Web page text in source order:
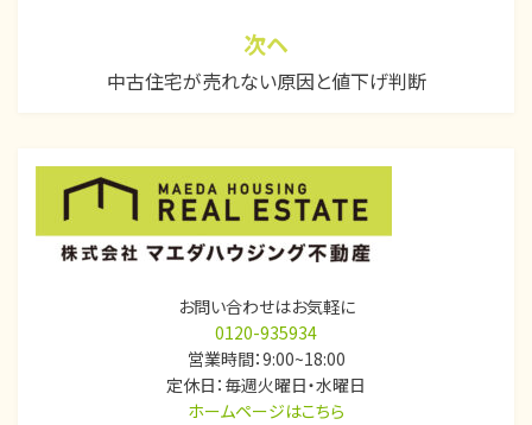
シ
ョ
ン
次ヘ
中古住宅が売れない原因と値下げ判断
お問い合わせはお気軽に
0120-935934
営業時間：9:00~18:00
定休日：毎週火曜日・水曜日
ホームページはこちら